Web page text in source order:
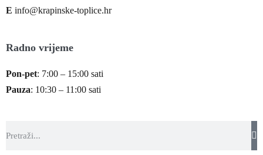
E info@krapinske-toplice.hr
Radno vrijeme
Pon-pet: 7:00 – 15:00 sati
Pauza: 10:30 – 11:00 sati